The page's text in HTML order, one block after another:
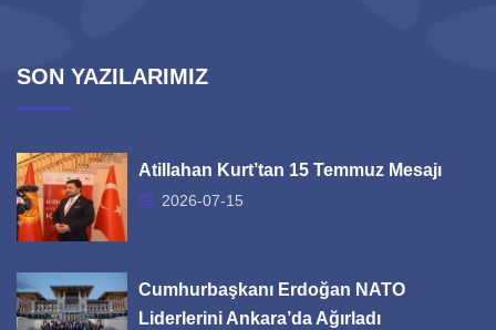
SON YAZILARIMIZ
Atillahan Kurt’tan 15 Temmuz Mesajı
2026-07-15
Cumhurbaşkanı Erdoğan NATO
Liderlerini Ankara’da Ağırladı